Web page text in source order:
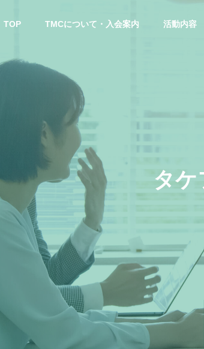
TOP TMCについて・入会案内 活動内容
タケ